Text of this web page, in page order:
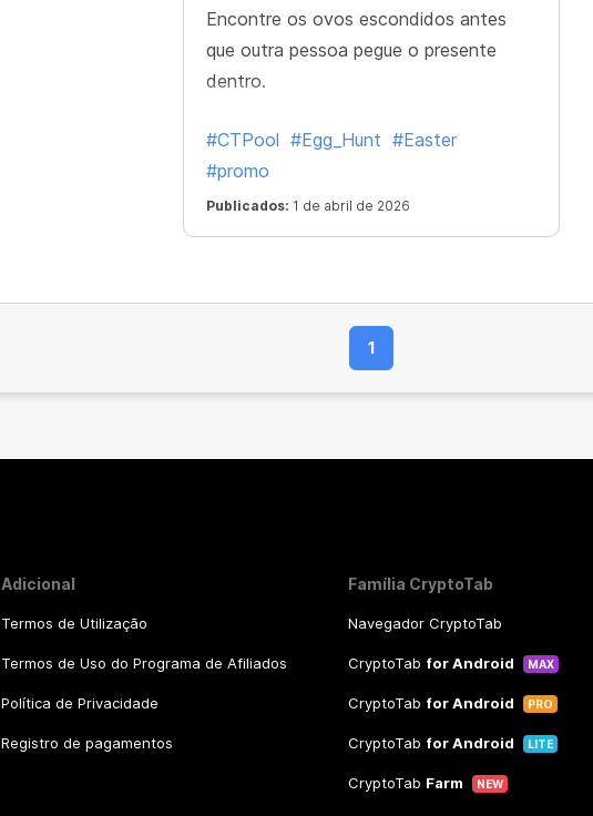
Encontre os ovos escondidos antes
que outra pessoa pegue o presente
dentro.
#CTPool #Egg_Hunt #Easter
#promo
Publicados: 1 de abril de 2026
1
Adicional
Termos de Utilização
Termos de Uso do Programa de Afiliados
Política de Privacidade
Registro de pagamentos
Família CryptoTab
Navegador CryptoTab
CryptoTab for Android MAX
CryptoTab for Android PRO
CryptoTab for Android LITE
CryptoTab Farm NEW